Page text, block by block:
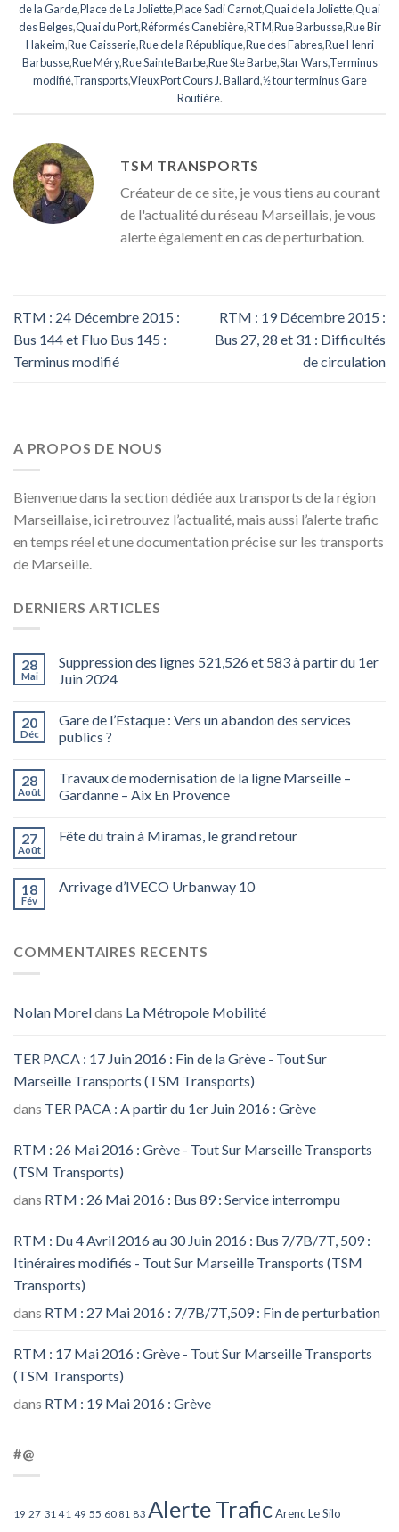
de la Garde,Place de La Joliette,Place Sadi Carnot,Quai de la Joliette,Quai
des Belges,Quai du Port,Réformés Canebière,RTM,Rue Barbusse,Rue Bir
Hakeim,Rue Caisserie,Rue de la République,Rue des Fabres,Rue Henri
Barbusse,Rue Méry,Rue Sainte Barbe,Rue Ste Barbe,Star Wars,Terminus
modifié,Transports,Vieux Port Cours J. Ballard,½ tour terminus Gare
Routière.
TSM TRANSPORTS
Créateur de ce site, je vous tiens au courant
de l'actualité du réseau Marseillais, je vous
alerte également en cas de perturbation.
RTM : 24 Décembre 2015 :
Bus 144 et Fluo Bus 145 :
Terminus modifié
RTM : 19 Décembre 2015 :
Bus 27, 28 et 31 : Difficultés
de circulation
A PROPOS DE NOUS
Bienvenue dans la section dédiée aux transports de la région
Marseillaise, ici retrouvez l’actualité, mais aussi l’alerte trafic
en temps réel et une documentation précise sur les transports
de Marseille.
DERNIERS ARTICLES
28
Mai
Suppression des lignes 521,526 et 583 à partir du 1er
Juin 2024
20
Déc
Gare de l’Estaque : Vers un abandon des services
publics ?
28
Août
Travaux de modernisation de la ligne Marseille –
Gardanne – Aix En Provence
27
Août
Fête du train à Miramas, le grand retour
18
Fév
Arrivage d’IVECO Urbanway 10
COMMENTAIRES RECENTS
Nolan Moreldans La Métropole Mobilité
TER PACA : 17 Juin 2016 : Fin de la Grève - Tout Sur
Marseille Transports (TSM Transports)
dans TER PACA : A partir du 1er Juin 2016 : Grève
RTM : 26 Mai 2016 : Grève - Tout Sur Marseille Transports
(TSM Transports)
dans RTM : 26 Mai 2016 : Bus 89 : Service interrompu
RTM : Du 4 Avril 2016 au 30 Juin 2016 : Bus 7/7B/7T, 509 :
Itinéraires modifiés - Tout Sur Marseille Transports (TSM
Transports)
dans RTM : 27 Mai 2016 : 7/7B/7T,509 : Fin de perturbation
RTM : 17 Mai 2016 : Grève - Tout Sur Marseille Transports
(TSM Transports)
dans RTM : 19 Mai 2016 : Grève
#@
19 27 31 41 49 55 60 81 83 Alerte TraficArenc Le Silo